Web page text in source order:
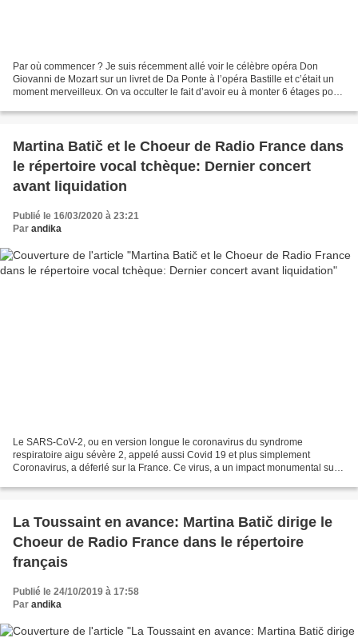
Par où commencer ? Je suis récemment allé voir le célèbre opéra Don
Giovanni de Mozart sur un livret de Da Ponte à l’opéra Bastille et c’était un
moment merveilleux. On va occulter le fait d’avoir eu à monter 6 étages pour
Martina Batič et le Choeur de Radio France dans
le répertoire vocal tchèque: Dernier concert
avant liquidation
Publié le 16/03/2020 à 23:21
Par andika
Le SARS-CoV-2, ou en version longue le coronavirus du syndrome
respiratoire aigu sévère 2, appelé aussi Covid 19 et plus simplement
Coronavirus, a déferlé sur la France. Ce virus, a un impact monumental sur
La Toussaint en avance: Martina Batič dirige le
Choeur de Radio France dans le répertoire
français
Publié le 24/10/2019 à 17:58
Par andika